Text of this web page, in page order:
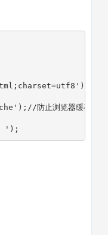
防止
防止浏览器缓存，导
');